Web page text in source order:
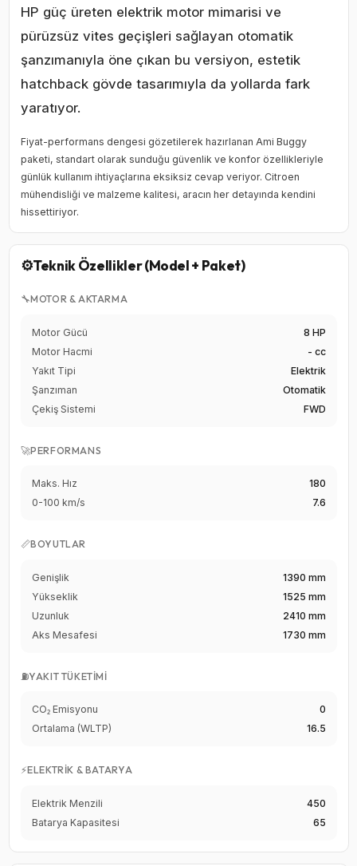
HP güç üreten elektrik motor mimarisi ve
pürüzsüz vites geçişleri sağlayan otomatik
şanzımanıyla öne çıkan bu versiyon, estetik
hatchback gövde tasarımıyla da yollarda fark
yaratıyor.
Fiyat-performans dengesi gözetilerek hazırlanan Ami Buggy
paketi, standart olarak sunduğu güvenlik ve konfor özellikleriyle
günlük kullanım ihtiyaçlarına eksiksiz cevap veriyor. Citroen
mühendisliği ve malzeme kalitesi, aracın her detayında kendini
hissettiriyor.
⚙️Teknik Özellikler (Model + Paket)
🔧MOTOR & AKTARMA
Motor Gücü
8 HP
Motor Hacmi
- cc
Yakıt Tipi
Elektrik
Şanzıman
Otomatik
Çekiş Sistemi
FWD
🚀PERFORMANS
Maks. Hız
180
0-100 km/s
7.6
📏BOYUTLAR
Genişlik
1390 mm
Yükseklik
1525 mm
Uzunluk
2410 mm
Aks Mesafesi
1730 mm
⛽YAKIT TÜKETIMI
CO₂ Emisyonu
0
Ortalama (WLTP)
16.5
⚡ELEKTRIK & BATARYA
Elektrik Menzili
450
Batarya Kapasitesi
65